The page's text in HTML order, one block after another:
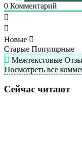
0 Комментарий
Новые
Старые Популярные
Межтекстовые
Посмотреть все
Сейчас читают